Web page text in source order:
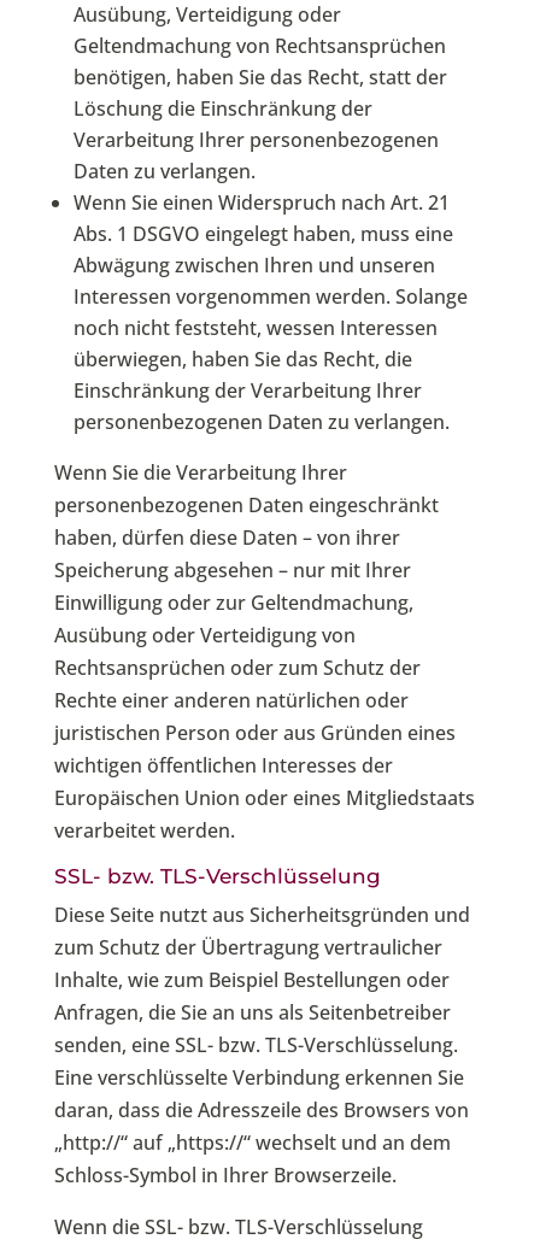
Ausübung, Verteidigung oder
Geltendmachung von Rechtsansprüchen
benötigen, haben Sie das Recht, statt der
Löschung die Einschränkung der
Verarbeitung Ihrer personenbezogenen
Daten zu verlangen.
Wenn Sie einen Widerspruch nach Art. 21
Abs. 1 DSGVO eingelegt haben, muss eine
Abwägung zwischen Ihren und unseren
Interessen vorgenommen werden. Solange
noch nicht feststeht, wessen Interessen
überwiegen, haben Sie das Recht, die
Einschränkung der Verarbeitung Ihrer
personenbezogenen Daten zu verlangen.
Wenn Sie die Verarbeitung Ihrer
personenbezogenen Daten eingeschränkt
haben, dürfen diese Daten – von ihrer
Speicherung abgesehen – nur mit Ihrer
Einwilligung oder zur Geltendmachung,
Ausübung oder Verteidigung von
Rechtsansprüchen oder zum Schutz der
Rechte einer anderen natürlichen oder
juristischen Person oder aus Gründen eines
wichtigen öffentlichen Interesses der
Europäischen Union oder eines Mitgliedstaats
verarbeitet werden.
SSL- bzw. TLS-Verschlüsselung
Diese Seite nutzt aus Sicherheitsgründen und
zum Schutz der Übertragung vertraulicher
Inhalte, wie zum Beispiel Bestellungen oder
Anfragen, die Sie an uns als Seitenbetreiber
senden, eine SSL- bzw. TLS-Verschlüsselung.
Eine verschlüsselte Verbindung erkennen Sie
daran, dass die Adresszeile des Browsers von
„http://“ auf „https://“ wechselt und an dem
Schloss-Symbol in Ihrer Browserzeile.
Wenn die SSL- bzw. TLS-Verschlüsselung